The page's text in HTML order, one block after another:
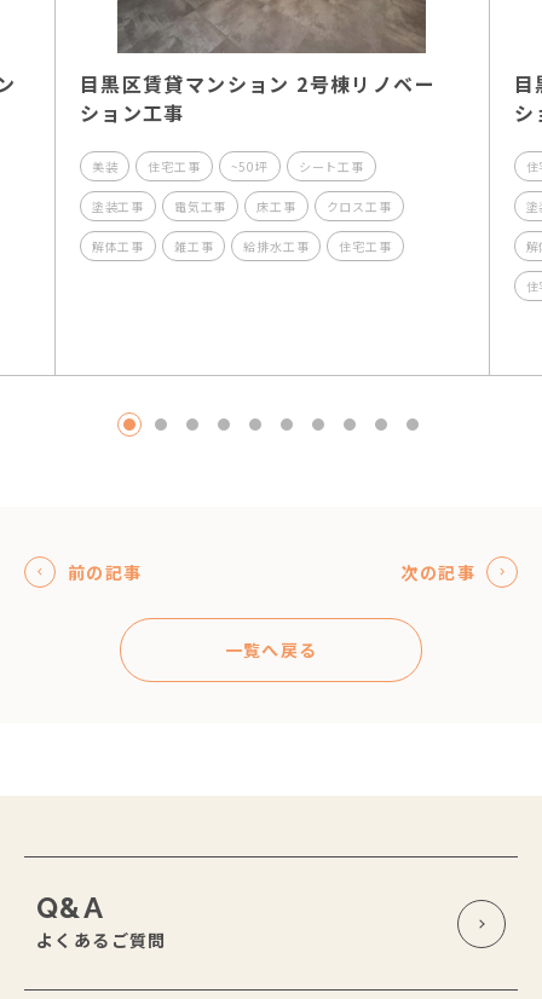
目黒区賃貸マンション 2号棟リノベー
ション工事
美装 住宅工事 ~50坪 シート工事
塗装工事 電気工事 床工事 クロス工事
解体工事 雑工事 給排水工事 住宅工事
シ
住
塗
解
住
1
2 3 4 5 6 7 8
前の記事 次の記事
一覧へ戻る
Q&A
よくあるご質問